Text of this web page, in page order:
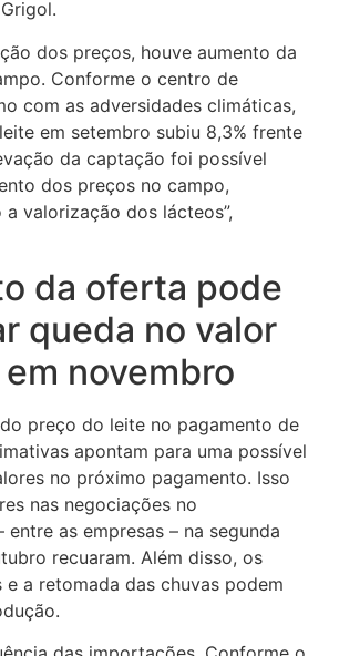
dos preços, houve aumento da
Conforme o centro de
com as adversidades climáticas,
em setembro subiu 8,3% frente
da captação foi possível
dos preços no campo,
a valorização dos lácteos”,
da oferta pode
queda no valor
novembro
preço do leite no pagamento de
apontam para uma possível
no próximo pagamento. Isso
nas negociações no
entre as empresas – na segunda
recuaram. Além disso, os
e a retomada das chuvas podem